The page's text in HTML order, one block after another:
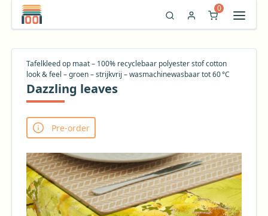
0
Tafelkleed op maat – 100% recyclebaar polyester stof cotton
look & feel – groen – strijkvrij – wasmachinewasbaar tot 60 °C
Dazzling leaves
Pre-order